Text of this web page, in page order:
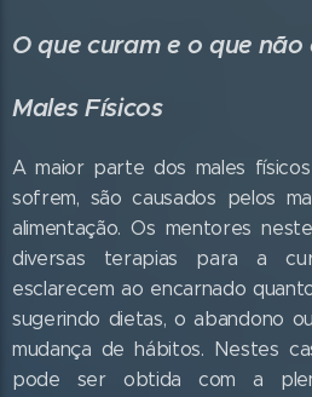
O que curam e o que não
Males Físicos
A maior parte dos males
sofrem, são causados pelos
alimentação. Os mentores
diversas terapias para a
esclarecem ao encarnado
sugerindo dietas, o abandono
mudança de hábitos. Nestes
pode ser obtida com a